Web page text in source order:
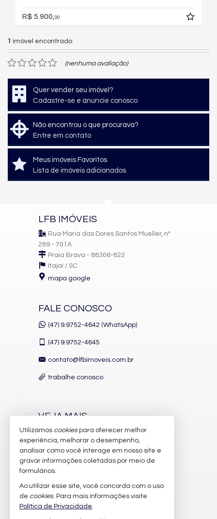
R$ 5.900, 00
1 imóvel encontrado
(nenhuma avaliação)
Quer vender seu imóvel?
Cadastre-se e anuncie conosco
Não encontrou o que procurava?
Entre em contato
Meus imóveis Favoritos
Lista de imóveis adicionados
LFB IMÓVEIS
Rua Maria das Dores Santos Mueller, nº
289 - 701A
Praia Brava - 88306-822
Itajaí / SC
mapa google
FALE CONOSCO
(47) 9.9752-4642 (WhatsApp)
(47) 9.9752-4645
contato@lfbimoveis.com.br
trabalhe conosco
VEJA MAIS
receba nosso newsletter
indicadores financeiros
imóveis favoritos
mapa de imóveis
Utilizamos cookiespara oferecer melhor
experiência, melhorar o desempenho,
analisar como você interage em nosso site e
gravar informações coletadas por meio de
formulários.
Ao utilizar esse site, você concorda com o uso
de cookies. Para mais informações visite
Política de Privacidade.